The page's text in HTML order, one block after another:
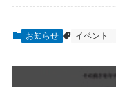
お知らせ イベント